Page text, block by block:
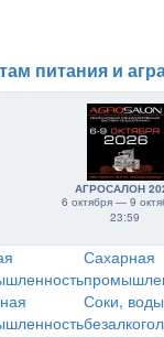
питания и
АГРОСАЛОН
6 октября — 9
23:59
Сахарная
Соки,